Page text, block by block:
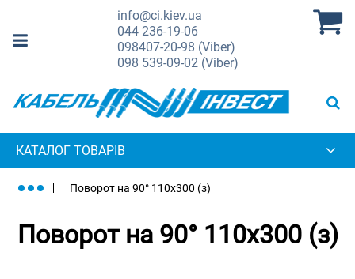
info@ci.kiev.ua
044236-19-06
098407-20-98 (Viber)
098 539-09-02 (Viber)
КАТАЛОГ ТОВАРІВ
Поворот на 90° 110х300 (з)
Поворот на 90° 110х300 (з)